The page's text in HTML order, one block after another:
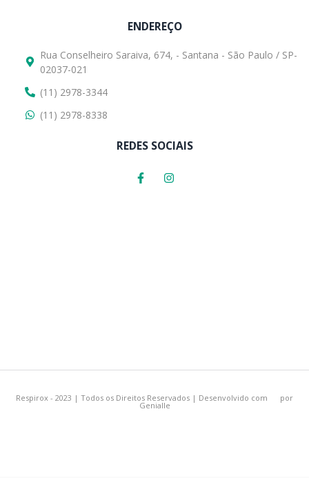
ENDEREÇO
Rua Conselheiro Saraiva, 674, - Santana - São Paulo / SP-
02037-021
(11) 2978-3344
(11) 2978-8338
REDES SOCIAIS
Respirox - 2023 | Todos os Direitos Reservados | Desenvolvido com por
Genialle